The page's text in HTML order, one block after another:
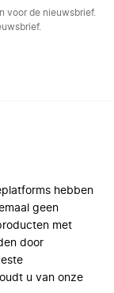
voor de nieuwsbrief.
hebben
geen
met
door
u van onze